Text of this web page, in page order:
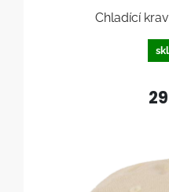
Chladící